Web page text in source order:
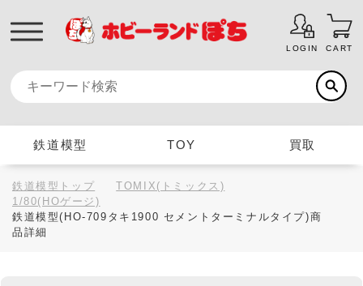
LOGIN CART
鉄道模型 TOY 買取
鉄道模型トップ
TOMIX(トミックス)
1/80(HOゲージ)
鉄道模型(HO-709タキ1900 セメントターミナルタイプ)商
品詳細